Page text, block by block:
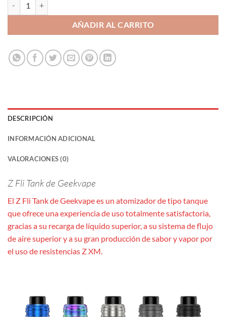
AÑADIR AL CARRITO
DESCRIPCIÓN
INFORMACIÓN ADICIONAL
VALORACIONES (0)
Z Fli Tank de Geekvape
El Z Fli Tank de Geekvape es un atomizador de tipo tanque
que ofrece una experiencia de uso totalmente satisfactoria,
gracias a su recarga de líquido superior, a su sistema de flujo
de aire superior y a su gran producción de sabor y vapor por
el uso de resistencias Z XM.